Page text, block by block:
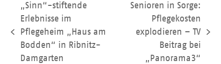
vorheriger
Beitrag:
„Sinn“-stiftende
Erlebnisse im
Pflegeheim „Haus am
Bodden“ in Ribnitz-
Damgarten
Nächster
Senioren in Sorge:
Pflegekosten
explodieren – TV
Beitrag bei
„Panorama3“